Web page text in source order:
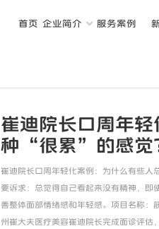
首页 企业简介 服务案例
崔迪院长口周年
种“很累”的感觉
崔迪院长口周年轻化案例：为什么有些
要诉求：总觉得自己看起来没有精神，即
善整体面部情绪感和年轻感。项目名称：
州崔大夫医疗美容崔迪院长完成面诊评估